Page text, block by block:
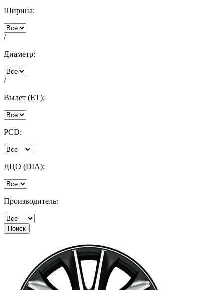
Ширина:
/
Диаметр:
/
Вылет (ET):
PCD:
ДЦО (DIA):
Производитель:
Поиск